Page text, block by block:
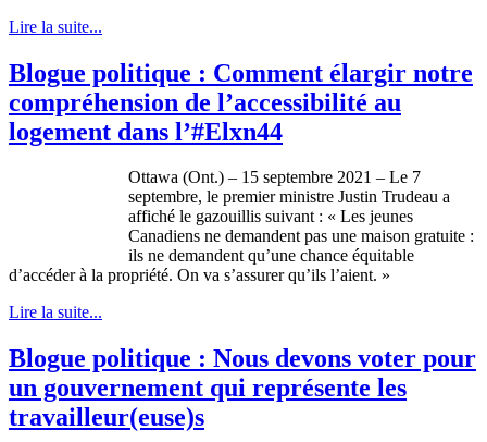
Lire la suite...
Blogue politique : Comment élargir notre
compréhension de l’accessibilité au
logement dans l’#Elxn44
Ottawa (Ont.) – 15 septembre 2021 – Le 7
septembre, le premier ministre Justin Trudeau a
affiché le gazouillis suivant : « Les jeunes
Canadiens ne demandent pas une maison gratuite :
ils ne demandent qu’une chance équitable
d’accéder à la propriété. On va s’assurer qu’ils l’aient. »
Lire la suite...
Blogue politique : Nous devons voter pour
un gouvernement qui représente les
travailleur(euse)s